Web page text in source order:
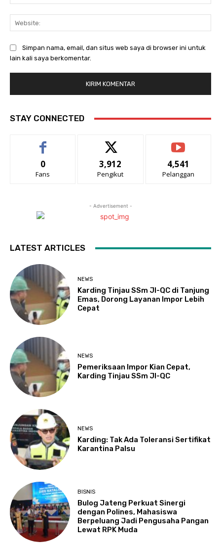
Simpan nama, email, dan situs web saya di browser ini untuk
lain kali saya berkomentar.
STAY CONNECTED
0
Fans
3,912
Pengikut
4,541
Pelanggan
- Advertisement -
LATEST ARTICLES
NEWS
Karding Tinjau SSm JI-QC di Tanjung
Emas, Dorong Layanan Impor Lebih
Cepat
NEWS
Pemeriksaan Impor Kian Cepat,
Karding Tinjau SSm JI-QC
NEWS
Karding: Tak Ada Toleransi Sertifikat
Karantina Palsu
BISNIS
Bulog Jateng Perkuat Sinergi
dengan Polines, Mahasiswa
Berpeluang Jadi Pengusaha Pangan
Lewat RPK Muda